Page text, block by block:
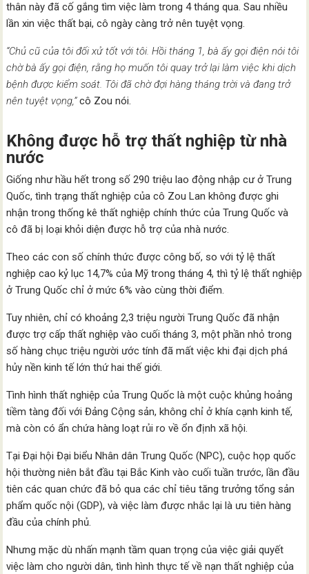
thân này đã cố gắng tìm việc làm trong 4 tháng qua. Sau nhiều
lần xin việc thất bại, cô ngày càng trở nên tuyệt vọng.
“Chủ cũ của tôi đối xử tốt với tôi. Hồi tháng 1, bà ấy gọi điện nói tôi
chờ bà ấy gọi điện, rằng họ muốn tôi quay trở lại làm việc khi dịch
bệnh được kiểm soát. Tôi đã chờ đợi hàng tháng trời và đang trở
nên tuyệt vọng,”cô Zou nói.
Không được hỗ trợ thất nghiệp từ nhà
nước
Giống như hầu hết trong số 290 triệu lao động nhập cư ở Trung
Quốc, tình trạng thất nghiệp của cô Zou Lan không được ghi
nhận trong thống kê thất nghiệp chính thức của Trung Quốc và
cô đã bị loại khỏi diện được hỗ trợ của nhà nước.
Theo các con số chính thức được công bố, so với tỷ lệ thất
nghiệp cao kỷ lục 14,7% của Mỹ trong tháng 4, thì tỷ lệ thất nghiệp
ở Trung Quốc chỉ ở mức 6% vào cùng thời điểm.
Tuy nhiên, chỉ có khoảng 2,3 triệu người Trung Quốc đã nhận
được trợ cấp thất nghiệp vào cuối tháng 3, một phần nhỏ trong
số hàng chục triệu người ước tính đã mất việc khi đại dịch phá
hủy nền kinh tế lớn thứ hai thế giới.
Tình hình thất nghiệp của Trung Quốc là một cuộc khủng hoảng
tiềm tàng đối với Đảng Cộng sản, không chỉ ở khía cạnh kinh tế,
mà còn có ẩn chứa hàng loạt rủi ro về ổn định xã hội.
Tại Đại hội Đại biểu Nhân dân Trung Quốc (NPC), cuộc họp quốc
hội thường niên bắt đầu tại Bắc Kinh vào cuối tuần trước, lần đầu
tiên các quan chức đã bỏ qua các chỉ tiêu tăng trưởng tổng sản
phẩm quốc nội (GDP), và việc làm được nhắc lại là ưu tiên hàng
đầu của chính phủ.
Nhưng mặc dù nhấn mạnh tầm quan trọng của việc giải quyết
việc làm cho người dân, tình hình thực tế về nạn thất nghiệp của